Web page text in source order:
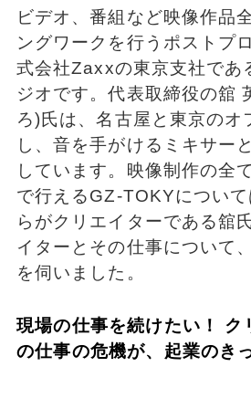
ビデオ、番組など映像作品
ングワークを行うポストプ
式会社Zaxxの東京支社であ
ジオです。代表取締役の舘
ろ)氏は、名古屋と東京のオ
し、音を手がけるミキサー
しています。映像制作の全
で行えるGZ-TOKYについ
らがクリエイターである舘
イターとその仕事について
を伺いました。
現場の仕事を続けたい！ ク
の仕事の危機が、起業のき